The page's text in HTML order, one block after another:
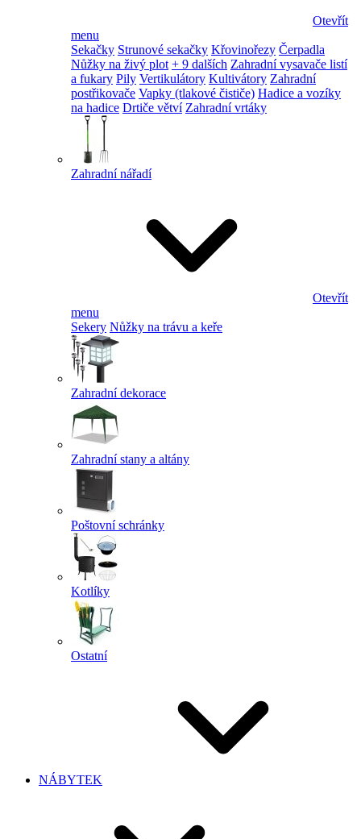
Otevřít
menu
Sekačky Strunové sekačky Křovinořezy Čerpadla
Nůžky na živý plot + 9 dalších Zahradní vysavače listí
a fukary Pily Vertikulátory Kultivátory Zahradní
postřikovače Vapky (tlakové čističe) Hadice a vozíky
na hadice Drtiče větví Zahradní vrtáky
Zahradní nářadí
Otevřít
menu
Sekery Nůžky na trávu a keře
Zahradní dekorace
Zahradní stany a altány
Poštovní schránky
Kotlíky
Ostatní
NÁBYTEK